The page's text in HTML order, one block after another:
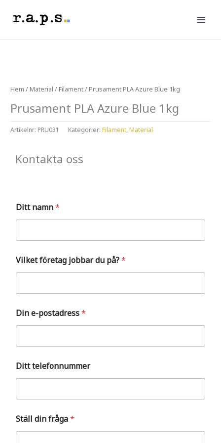
Hem / Material / Filament/ Prusament PLA Azure Blue 1kg
Prusament PLA Azure Blue 1kg
Artikelnr: PRU031 Kategorier:Filament,Material
Kontakta oss
Ditt namn*
Vilket företag jobbar du på?*
Din e-postadress*
Ditt telefonnummer
i
n
Ställ din fråga*